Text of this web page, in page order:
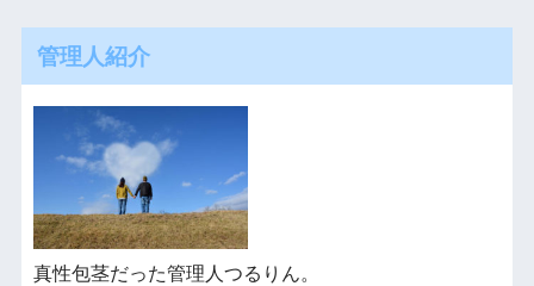
管理人紹介
真性包茎だった管理人つるりん。